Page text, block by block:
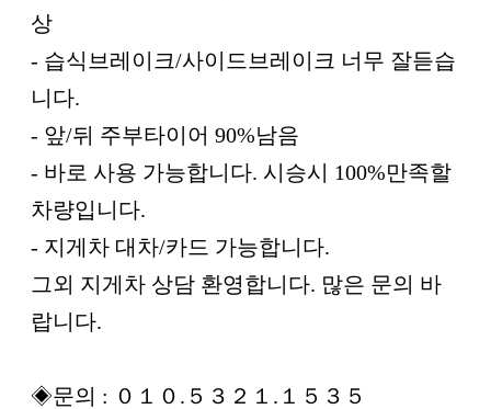
상
- 습식브레이크/사이드브레이크 너무 잘듣습
니다.
- 앞/뒤 주부타이어 90%남음
- 바로 사용 가능합니다. 시승시 100%만족할
차량입니다.
- 지게차 대차/카드 가능합니다.
그외 지게차 상담 환영합니다. 많은 문의 바
랍니다.
◈문의 : ０１０.５３２１.１５３５